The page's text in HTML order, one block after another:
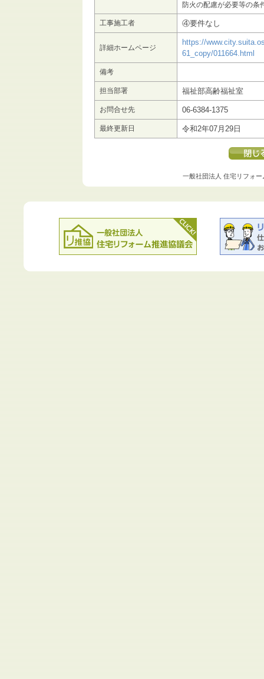
防火の配慮が必要等の条
工事施工者 ④要件なし
詳細ホームページ
https://
61_copy/011664.html
備考
担当部署 福祉部高齢福祉室
お問合せ先 06-6384-1375
最終更新日 令和2年07月29日
一般社団法人 住宅リフォー